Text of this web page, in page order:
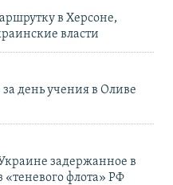
в Херсоне,
власти
день учения в Оливе
задержанное в
«теневого флота» РФ